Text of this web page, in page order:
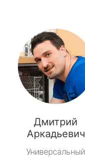
Дмитрий
Аркадьевич
Универсальный